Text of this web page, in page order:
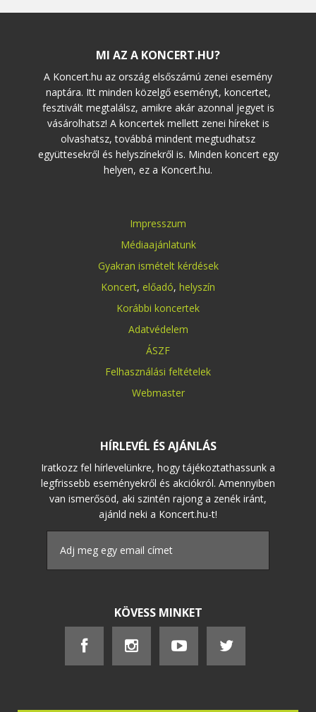
MI AZ A KONCERT.HU?
A Koncert.hu az ország elsőszámú zenei esemény
naptára. Itt minden közelgő eseményt, koncertet,
fesztivált megtalálsz, amikre akár azonnal jegyet is
vásárolhatsz! A koncertek mellett zenei híreket is
olvashatsz, továbbá mindent megtudhatsz
együttesekről és helyszínekről is. Minden koncert egy
helyen, ez a Koncert.hu.
Impresszum
Médiaajánlatunk
Gyakran ismételt kérdések
Koncert, előadó, helyszín
Korábbi koncertek
Adatvédelem
ÁSZF
Felhasználási feltételek
Webmaster
HÍRLEVÉL ÉS AJÁNLÁS
Iratkozz fel hírlevelünkre, hogy tájékoztathassunk a
legfrissebb eseményekről és akciókról. Amennyiben
van ismerősöd, aki szintén rajong a zenék iránt,
ajánld neki a Koncert.hu-t!
KÖVESS MINKET